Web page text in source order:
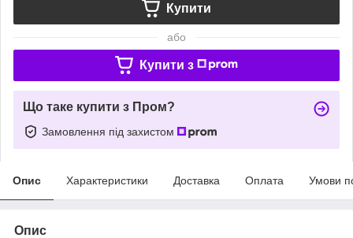
Купити
або
Купити з
Що таке купити з Пром?
Замовлення під захистом
Опис Характеристики Доставка Оплата Умови
Опис